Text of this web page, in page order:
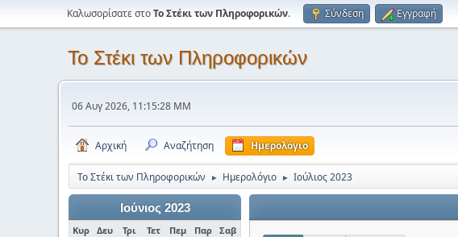
Καλωσορίσατε στοΤο Στέκι των Πληροφορικών. Σύνδεση Εγγραφή
Το Στέκι των Πληροφορικών
06 Αυγ 2026, 11:15:28 ΜΜ
Αρχική Αναζήτηση Ημερολόγιο
Το Στέκι των Πληροφορικών ► Ημερολόγιο ► Ιούλιος 2023
Ιούνιος 2023
Κυρ Δευ Τρι Τετ Πεμ Παρ Σαβ